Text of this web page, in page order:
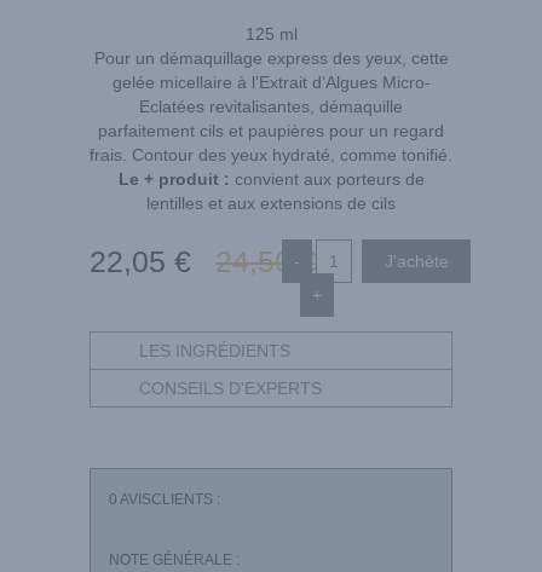
125 ml
Pour un démaquillage express des yeux, cette
gelée micellaire à l’Extrait d’Algues Micro-
Eclatées revitalisantes, démaquille
parfaitement cils et paupières pour un regard
frais. Contour des yeux hydraté, comme tonifié.
Le + produit : convient aux porteurs de
lentilles et aux extensions de cils
22,05 € 24,50 €
-
+
LES INGRÉDIENTS
CONSEILS D'EXPERTS
0 AVISCLIENTS :
NOTE GÉNÉRALE :